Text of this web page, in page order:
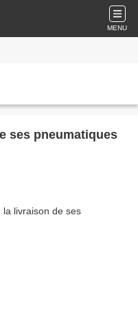
MENU
ses pneumatiques